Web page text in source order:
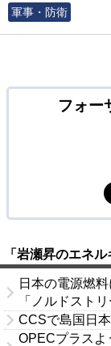
軍事・防衛
フォー
「岩瀬昇のエネ
日本の電源燃
「ノルドスト
CCSで島国日
OPECプラスよ